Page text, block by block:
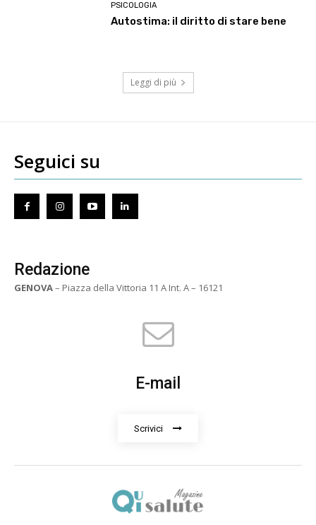
PSICOLOGIA
Autostima: il diritto di stare bene
Leggi di più
Seguici su
Redazione
GENOVA– Piazza della Vittoria 11 A Int. A – 16121
E-mail
Scrivici